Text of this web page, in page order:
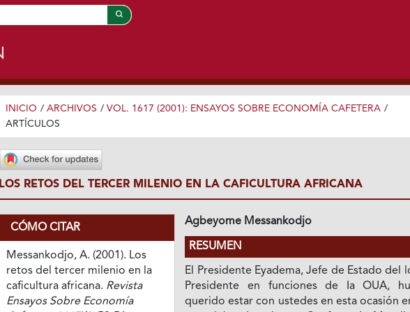
INICIO / ARCHIVOS / VOL. 1617 (2001): ENSAYOS SOBRE ECONOMÍA CAFETERA /
ARTÍCULOS
LOS RETOS DEL TERCER MILENIO EN LA CAFICULTURA AFRICANA
CÓMO CITAR
Messankodjo, A. (2001). Los
retos del tercer milenio en la
caficultura africana. Revista
Ensayos Sobre Economía
Agbeyome Messankodjo
RESUMEN
El Presidente Eyadema, Jefe de Estado del
Presidente en funciones de Ia OUA,
querido estar con ustedes en esta ocasión